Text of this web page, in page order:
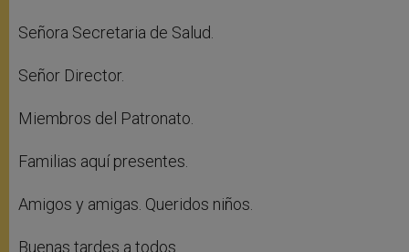
Señora Secretaria de Salud.
Señor Director.
Miembros del Patronato.
Familias aquí presentes.
Amigos y amigas. Queridos niños.
Buenas tardes a todos.